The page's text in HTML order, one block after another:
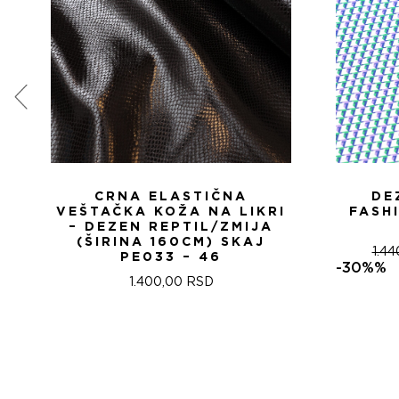
CRNA ELASTIČNA
VEŠTAČKA KOŽA NA LIKRI
– DEZEN REPTIL/ZMIJA
(ŠIRINA 160CM) SKAJ
PE033 – 46
1.400,00 RSD
-30%%